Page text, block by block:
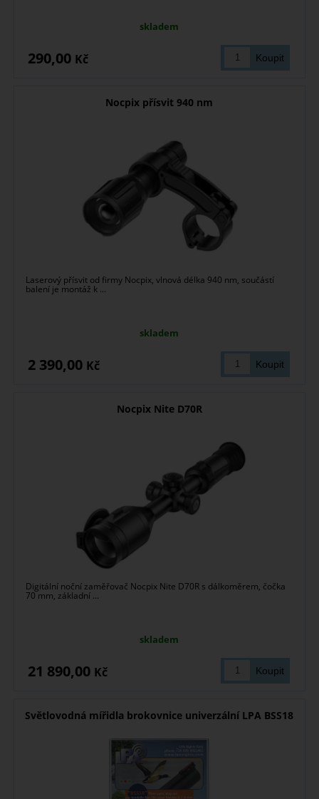
skladem
290,00 Kč
Nocpix přísvit 940 nm
Laserový přísvit od firmy Nocpix, vlnová délka 940 nm, součástí
balení je montáž k ...
skladem
2 390,00 Kč
Nocpix Nite D70R
Digitální noční zaměřovač Nocpix Nite D70R s dálkoměrem, čočka
70 mm, základní ...
skladem
21 890,00 Kč
Světlovodná mířidla brokovnice univerzální LPA BSS18